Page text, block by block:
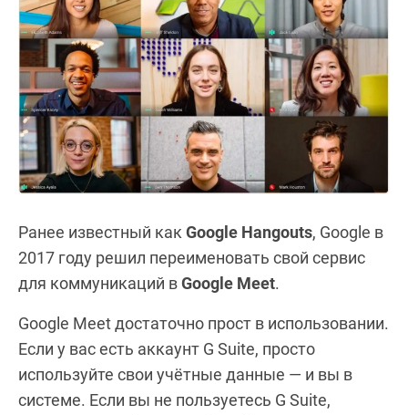
Ранее известный как Google Hangouts, Google в
2017 году решил переименовать свой сервис
для коммуникаций вGoogle Meet.
Google Meet достаточно прост в использовании.
Если у вас есть аккаунт G Suite, просто
используйте свои учётные данные — и вы в
системе. Если вы не пользуетесь G Suite,